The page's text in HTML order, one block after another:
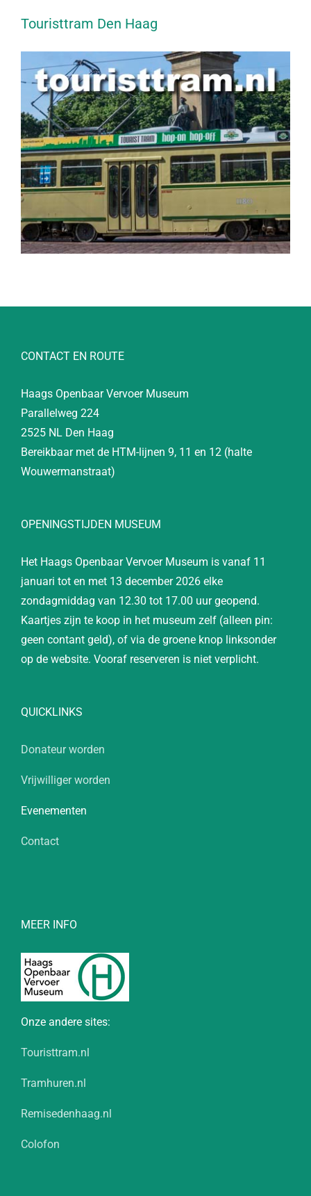
Touristtram Den Haag
CONTACT EN ROUTE
Haags Openbaar Vervoer Museum
Parallelweg 224
2525 NL Den Haag
Bereikbaar met de HTM-lijnen 9, 11 en 12 (halte
Wouwermanstraat)
OPENINGSTIJDEN MUSEUM
Het Haags Openbaar Vervoer Museum is vanaf 11
januari tot en met 13 december 2026 elke
zondagmiddag van 12.30 tot 17.00 uur geopend.
Kaartjes zijn te koop in het museum zelf (alleen pin:
geen contant geld), of via de groene knop linksonder
op de website. Vooraf reserveren is niet verplicht.
QUICKLINKS
Donateur worden
Vrijwilliger worden
Evenementen
Contact
MEER INFO
Onze andere sites:
Touristtram.nl
Tramhuren.nl
Remisedenhaag.nl
Colofon